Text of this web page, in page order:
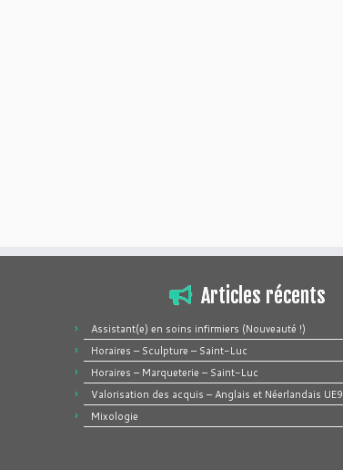
Articles récents
Assistant(e) en soins infirmiers (Nouveauté !)
Horaires – Sculpture – Saint-Luc
Horaires – Marqueterie – Saint-Luc
Valorisation des acquis – Anglais et Néerlandais UE9
Mixologie